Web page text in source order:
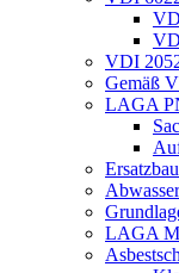
VDI
Gemäß
LAGA
LAGA